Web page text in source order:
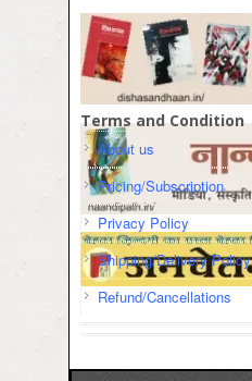
Terms and Condition
About us
Pricing/Subscription
Privacy Policy
Shipping/Delivery Policy
Refund/Cancellations